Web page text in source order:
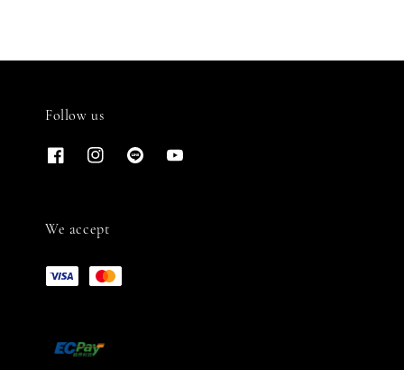
Follow us
We accept